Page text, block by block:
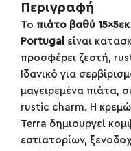
Περιγραφή
Το πιάτο βαθύ
Portugal είναι
προσφέρει ζεστή,
Ιδανικό για
μαγειρεμένα πιάτα,
rustic charm. Η
Terra δημιουργεί
εστιατορίων,